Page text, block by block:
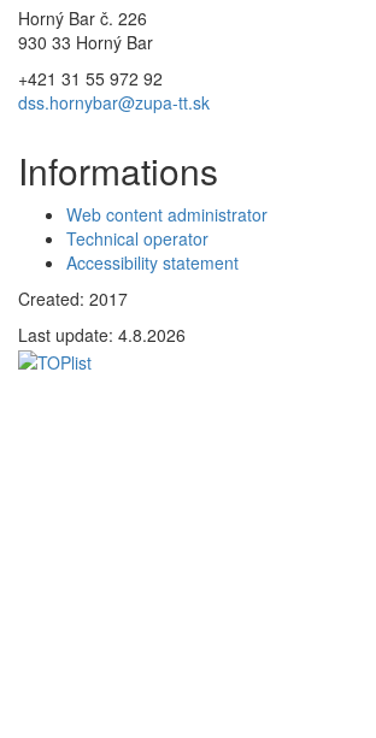
Horný Bar č. 226
930 33 Horný Bar
+421 31 55 972 92
dss.hornybar@zupa-tt.sk
Informations
Web content administrator
Technical operator
Accessibility statement
Created: 2017
Last update: 4.8.2026